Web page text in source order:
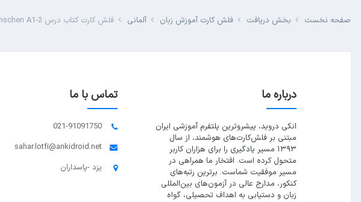
صفحه نخست بخش دریافت فلش کارت آموزش زبان آلمانی فلش کارت کتاب درس Menschen A1-2
درباره ما
انکی دروید، پیشروترین پلتفرم آموزشی ایران
مبتنی بر فلش‌کارت‌های هوشمند، از سال
۱۳۹۳ مسیر یادگیری را برای هزاران کاربر
متحول کرده است. افتخار ما همراهی در
مسیر موفقیت شماست. برترین رتبه‌های
کنکور، مدارج عالی در آزمون‌های بین‌المللی
زبان و دستیابی به اهداف تحصیلی، گواه
تماس با ما
021-91091750
sahar.lotfi@ankidroid.net
یزد -پاسداران